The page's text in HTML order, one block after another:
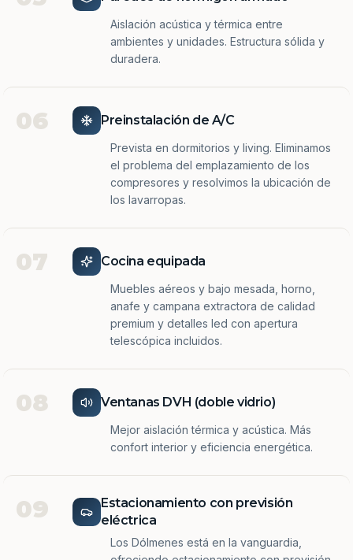
Aislación acústica y térmica entre
ambientes y unidades. Estructura sólida y
duradera.
06 Preinstalación de A/C
Prevista en dormitorios y living. Eliminamos
el problema del emplazamiento de los
compresores y resolvimos la ubicación de
los lavarropas.
07 Cocina equipada
Muebles aéreos y bajo mesada, horno,
anafe y campana extractora de calidad
premium y detalles led con apertura
telescópica incluidos.
08 Ventanas DVH (doble vidrio)
Mejor aislación térmica y acústica. Más
confort interior y eficiencia energética.
09
Estacionamiento con previsión
eléctrica
Los Dólmenes está en la vanguardia,